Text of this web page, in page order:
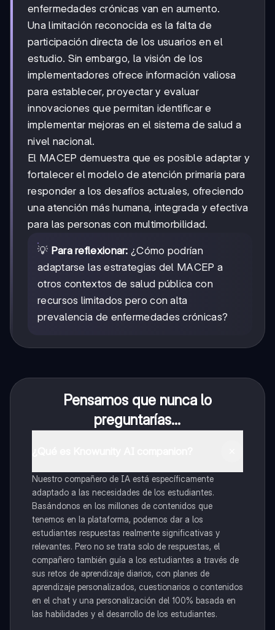
enfermedades crónicas van en aumento.
Una limitación reconocida es la falta de
participación directa de los usuarios en el
estudio. Sin embargo, la visión de los
implementadores ofrece información valiosa
para establecer, proyectar y evaluar
innovaciones que permitan identificar e
implementar mejoras en el sistema de salud a
nivel nacional.
El MACEP demuestra que es posible adaptar y
fortalecer el modelo de atención primaria para
responder a los desafíos actuales, ofreciendo
una atención más humana, integrada y efectiva
para las personas con multimorbilidad.
💡 Para reflexionar: ¿Cómo podrían
adaptarse las estrategias del MACEP a
otros contextos de salud pública con
recursos limitados pero con alta
prevalencia de enfermedades crónicas?
Pensamos que nunca lo
preguntarías...
Nuestro compañero de IA está específicamente
adaptado a las necesidades de los estudiantes.
Basándonos en los millones de contenidos que
tenemos en la plataforma, podemos dar a los
estudiantes respuestas realmente significativas y
relevantes. Pero no se trata solo de respuestas, el
compañero también guía a los estudiantes a través de
sus retos de aprendizaje diarios, con planes de
aprendizaje personalizados, cuestionarios o contenidos
en el chat y una personalización del 100% basada en
las habilidades y el desarrollo de los estudiantes.